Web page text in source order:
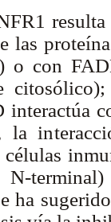
las
o con
células
N-
ha